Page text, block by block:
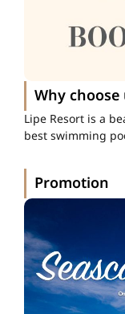
Why choose
Lipe Resort is a
best swimming
Promotion